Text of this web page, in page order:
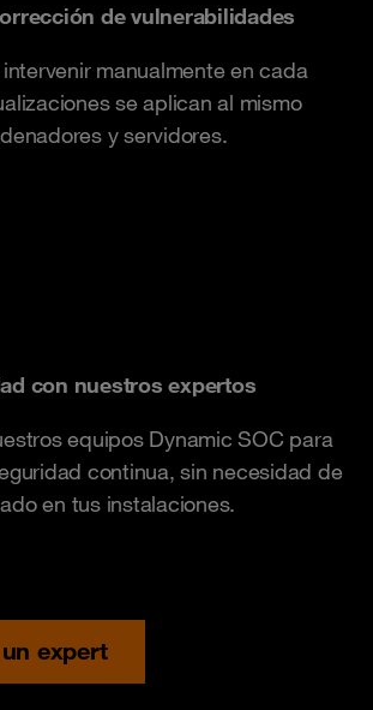
de vulnerabilidades
manualmente en cada
se aplican al mismo
y servidores.
con nuestros expertos
equipos Dynamic SOC para
continua, sin necesidad de
en tus instalaciones.
expert